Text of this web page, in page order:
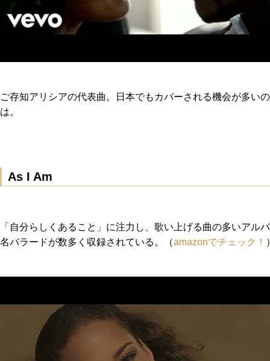
ご存知アリシアの代表曲。日本でもカバーされる機会が多い
は。
As I Am
「自分らしくあること」に注力し、歌い上げる曲の多いアル
名バラードが数多く収録されている。（amazonでチェック！